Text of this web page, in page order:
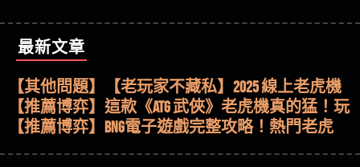
最新文章
【其他問題】用理性數據指路，開啟你的高回報
娛樂之旅
【其他問題】【老玩家不藏私】2025 線上老虎機
這樣挑！RTP、波動率和平台安全的全攻略！
【推薦博弈】這款《ATG 武俠》老虎機真的猛！玩
過才知道什麼叫超過3萬種中獎方式！
【推薦博弈】BNG電子遊戲完整攻略！熱門老虎